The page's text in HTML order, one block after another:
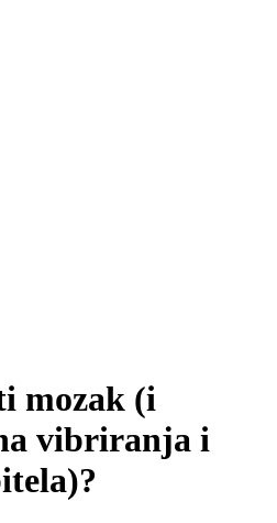
mozak (i
vibriranja i